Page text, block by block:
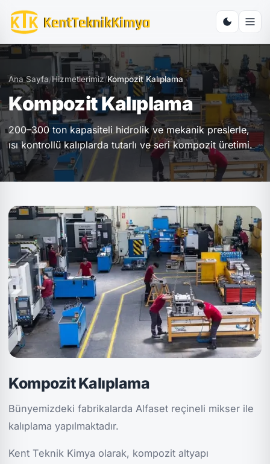
Ana Sayfa/Hizmetlerimiz/Kompozit Kalıplama
Kompozit Kalıplama
200–300 ton kapasiteli hidrolik ve mekanik preslerle,
ısı kontrollü kalıplarda tutarlı ve seri kompozit üretimi.
Kompozit Kalıplama
Bünyemizdeki fabrikalarda Alfaset reçineli mikser ile
kalıplama yapılmaktadır.
Kent Teknik Kimya olarak, kompozit altyapı